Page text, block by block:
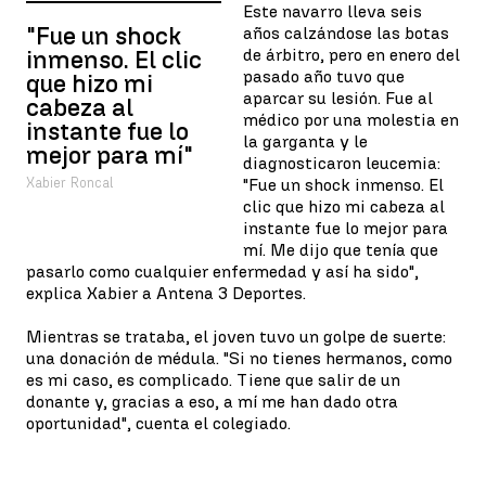
"Fue un shock
inmenso. El clic
que hizo mi
cabeza al
instante fue lo
mejor para mí"
Xabier Roncal
Este navarro lleva seis
años calzándose las botas
de árbitro, pero en enero del
pasado año tuvo que
aparcar su lesión. Fue al
médico por una molestia en
la garganta y le
diagnosticaron leucemia:
"Fue un shock inmenso. El
clic que hizo mi cabeza al
instante fue lo mejor para
mí. Me dijo que tenía que
pasarlo como cualquier enfermedad y así ha sido",
explica Xabier a Antena 3 Deportes.
Mientras se trataba, el joven tuvo un golpe de suerte:
una donación de médula. "Si no tienes hermanos, como
es mi caso, es complicado. Tiene que salir de un
donante y, gracias a eso, a mí me han dado otra
oportunidad", cuenta el colegiado.